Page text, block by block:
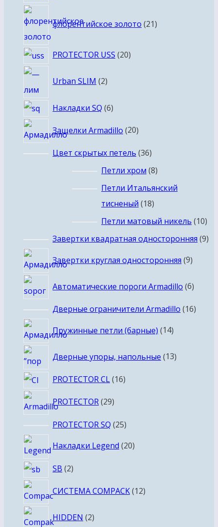
флорентийское золото 21товар
PROTECTOR USS 2020
Urban SLIM 2
товара
Накладки SQ 66
Защелки Armadillo 2020
Цвет скрытых петель 3636
товаров
Петли хром 88
товаров
Петли Итальянский
тисненый 1818
товаров
Петли матовый никель 1010
Завертки квадратная односторонняя 99
Завертки круглая односторонняя 99
Автоматические пороги Armadillo 66
Дверные ограничители Armadillo 1616
Пружинные петли (барные) 1414
Дверные упоры, напольные 1313
PROTECTOR CL 1616
PROTECTOR 2929
PROTECTOR SQ 2525
Накладки Legend 2020
SB 22
СИСТЕМА COMPACK 1212
HIDDEN 22